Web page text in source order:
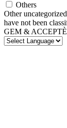
Others
Other
have not been
GEM &